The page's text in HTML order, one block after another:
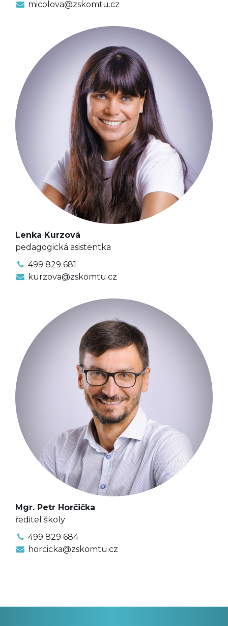
micolova@zskomtu.cz
Lenka Kurzová
pedagogická asistentka
499 829 681
kurzova@zskomtu.cz
Mgr. Petr Horčička
ředitel školy
499 829 684
horcicka@zskomtu.cz